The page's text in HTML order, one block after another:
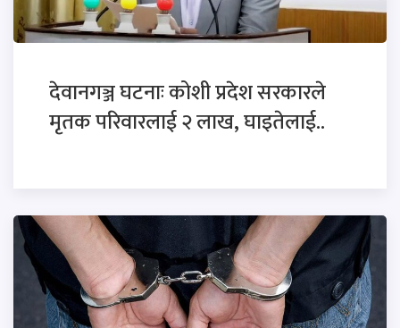
देवानगञ्ज घटनाः कोशी प्रदेश सरकारले
मृतक परिवारलाई २ लाख, घाइतेलाई..